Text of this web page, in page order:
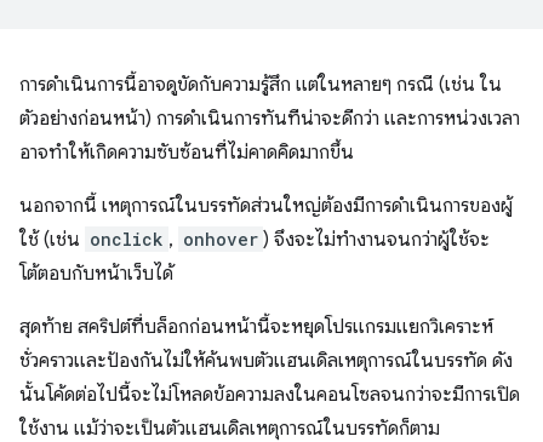
การดำเนินการนี้อาจดูขัดกับความรู้สึก แต่ในหลายๆ กรณี (เช่น ใน
ตัวอย่างก่อนหน้า) การดำเนินการทันทีน่าจะดีกว่า และการหน่วงเวลา
อาจทำให้เกิดความซับซ้อนที่ไม่คาดคิดมากขึ้น
นอกจากนี้ เหตุการณ์ในบรรทัดส่วนใหญ่ต้องมีการดำเนินการของผู้
ใช้ (เช่น onclick , onhover ) จึงจะไม่ทำงานจนกว่าผู้ใช้จะ
โต้ตอบกับหน้าเว็บได้
สุดท้าย สคริปต์ที่บล็อกก่อนหน้านี้จะหยุดโปรแกรมแยกวิเคราะห์
ชั่วคราวและป้องกันไม่ให้ค้นพบตัวแฮนเดิลเหตุการณ์ในบรรทัด ดัง
นั้นโค้ดต่อไปนี้จะไม่โหลดข้อความลงในคอนโซลจนกว่าจะมีการเปิด
ใช้งาน แม้ว่าจะเป็นตัวแฮนเดิลเหตุการณ์ในบรรทัดก็ตาม